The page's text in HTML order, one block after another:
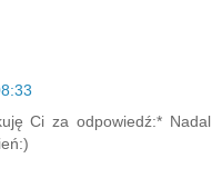
Ci za odpowiedź:* Nadal